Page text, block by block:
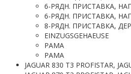
6-РЯДН. ПРИСТАВКА,
6-РЯДН. ПРИСТАВКА,
8-РЯДН. ПРИСТАВКА,
EINZUGSGEHAEUSE
РАМА
РАМА
JAGUAR 830 T3 PROFISTAR,